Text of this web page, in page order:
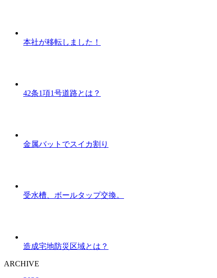
本社が移転しました！
42条1項1号道路とは？
金属バットでスイカ割り
受水槽、ボールタップ交換。
造成宅地防災区域とは？
ARCHIVE